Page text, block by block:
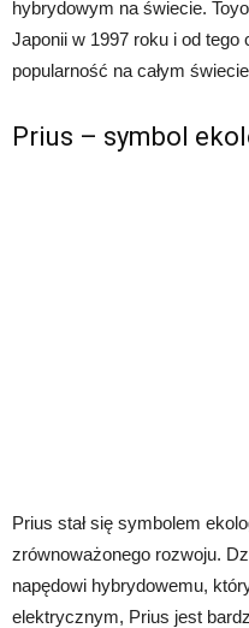
hybrydowym na świecie.
Japonii w 1997 roku i od tego
popularność na całym
Prius – symbol
Prius stał się symbolem
zrównoważonego rozwoju.
napędowi hybrydowemu,
elektrycznym, Prius jest